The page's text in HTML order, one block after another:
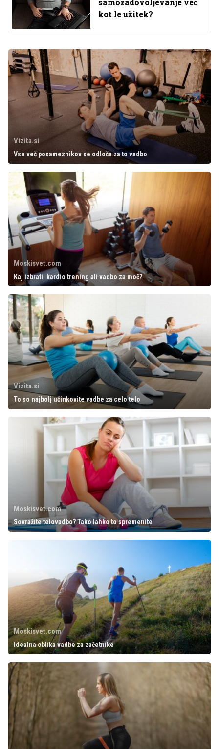
samozadovoljevanje več
kot le užitek?
Vizita.si
Vse več posameznikov se odloča za to vadbo
Moskisvet.com
Kaj izbrati: kardio trening ali vadbo za moč?
Vizita.si
To so najbolj učinkovite vadbe za celo telo
Moskisvet.com
Sovražite telovadbo? Tako lahko to spremenite
Moskisvet.com
Idealna oblika vadbe za začetnike